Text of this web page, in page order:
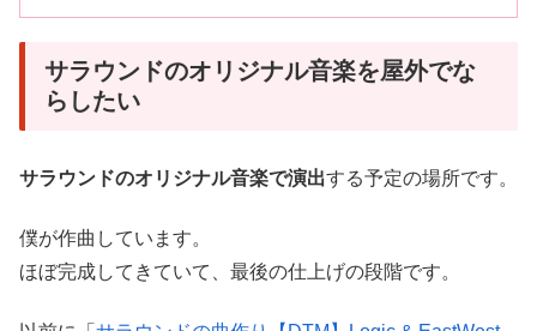
サラウンドのオリジナル音楽を屋外でな
らしたい
サラウンドのオリジナル音楽で演出する予定の場所です。
僕が作曲しています。
ほぼ完成してきていて、最後の仕上げの段階です。